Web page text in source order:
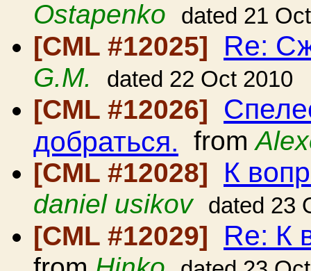
Ostapenko dated 21
[CML #12025] Re:
G.M. dated 22 Oct 2010
[CML #12026]
добраться. from
[CML #12028]
К
daniel usikov dated 23
[CML #12029] Re: К